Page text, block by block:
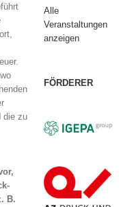
die zu
B.
Alle
Veranstaltungen
anzeigen
FÖRDERER